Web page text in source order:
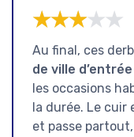
★★★★★
★★★★★
Au final, ces
de ville
les occasions
la durée. Le
et passe